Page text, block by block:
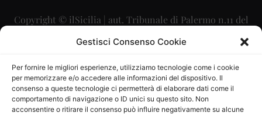
Gestisci Consenso Cookie
Per fornire le migliori esperienze, utilizziamo tecnologie come i cookie
per memorizzare e/o accedere alle informazioni del dispositivo. Il
consenso a queste tecnologie ci permetterà di elaborare dati come il
comportamento di navigazione o ID unici su questo sito. Non
acconsentire o ritirare il consenso può influire negativamente su alcune
Copyright © ilSicilia | aut. Tribunale di Palermo n.11 del
29/09/2015
Direttore Editoriale: Maurizio Scaglione
Direttore Responsabile: Maria Calabrese